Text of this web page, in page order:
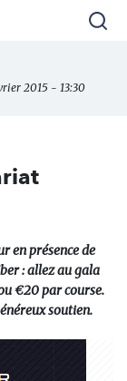
2015 - 13:30
en présence de
: allez au gala
€20 par course.
soutien.